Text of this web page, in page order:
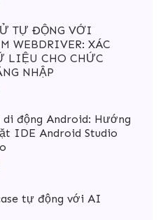
TỰ ĐỘNG VỚI
WEBDRIVER: XÁC
LIỆU CHO CHỨC
NHẬP
động Android: Hướng
IDE Android Studio
tự động với AI